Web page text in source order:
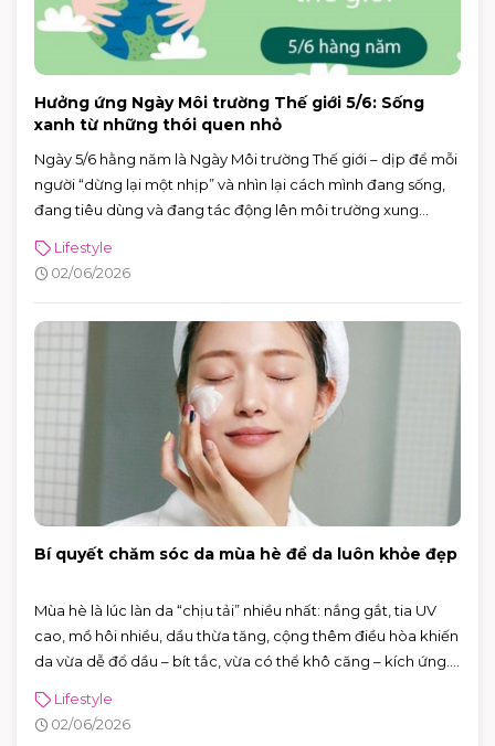
Hưởng ứng Ngày Môi trường Thế giới 5/6: Sống
xanh từ những thói quen nhỏ
Ngày 5/6 hằng năm là Ngày Môi trường Thế giới – dịp để mỗi
người “dừng lại một nhịp” và nhìn lại cách mình đang sống,
đang tiêu dùng và đang tác động lên môi trường xung
đến hành động vì khí hậu, với sự kiện toàn cầu được tổ chức
tại Azerbaijan.
Lifestyle
02/06/2026
Bí quyết chăm sóc da mùa hè để da luôn khỏe đẹp
Mùa hè là lúc làn da “chịu tải” nhiều nhất: nắng gắt, tia UV
cao, mồ hôi nhiều, dầu thừa tăng, cộng thêm điều hòa khiến
da vừa dễ đổ dầu – bít tắc, vừa có thể khô căng – kích ứng.
đúng vài nguyên tắc: làm sạch vừa đủ, dưỡng ẩm nhẹ,
chống nắng đúng cách và xử lý mồ hôi thông minh, da sẽ dễ
Lifestyle
02/06/2026